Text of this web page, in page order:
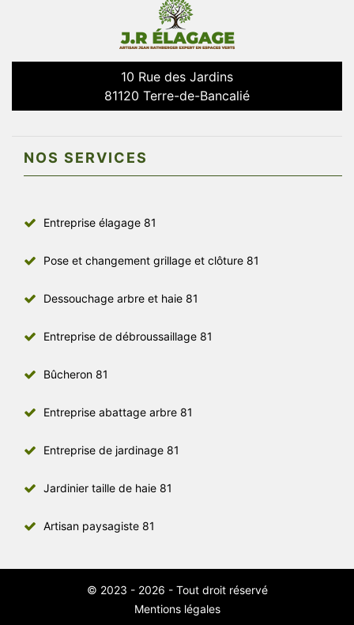
10 Rue des Jardins
81120 Terre-de-Bancalié
NOS SERVICES
Entreprise élagage 81
Pose et changement grillage et clôture 81
Dessouchage arbre et haie 81
Entreprise de débroussaillage 81
Bûcheron 81
Entreprise abattage arbre 81
Entreprise de jardinage 81
Jardinier taille de haie 81
Artisan paysagiste 81
© 2023 - 2026 - Tout droit réservé
Mentions légales